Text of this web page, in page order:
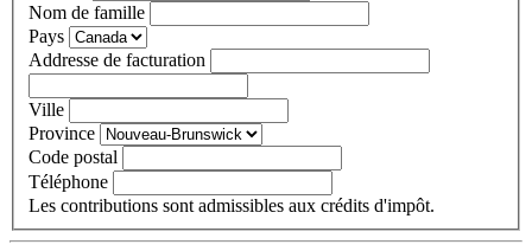
Nom de famille
Pays
Addresse de facturation
Ville
Province
Code postal
Téléphone
Les contributions sont admissibles aux crédits d'impôt.